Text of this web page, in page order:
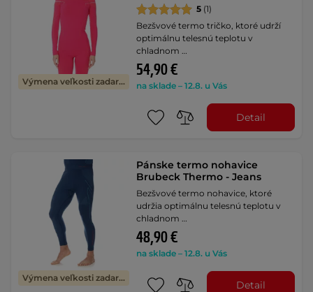
Výmena veľkosti zadarmo
5 (1)
Bezšvové termo tričko, ktoré udrží
optimálnu telesnú teplotu v
chladnom …
54,90 €
na sklade – 12.8. u Vás
Detail
Výmena veľkosti zadarmo
Pánske termo nohavice
Brubeck Thermo - Jeans
Bezšvové termo nohavice, ktoré
udržia optimálnu telesnú teplotu v
chladnom …
48,90 €
na sklade – 12.8. u Vás
Detail